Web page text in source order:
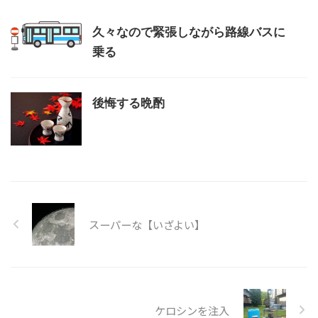
久々なので緊張しながら路線バスに
乗る
後悔する晩酌
スーパーな【いざよい】
ケロシンを注入